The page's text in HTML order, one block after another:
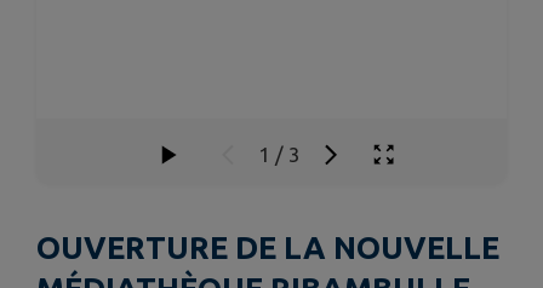
1 / 3
OUVERTURE DE LA NOUVELLE